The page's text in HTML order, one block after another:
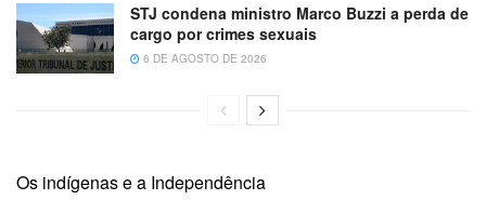
STJ condena ministro Marco Buzzi a perda de
cargo por crimes sexuais
6 DE AGOSTO DE 2026
Os indígenas e a Independência